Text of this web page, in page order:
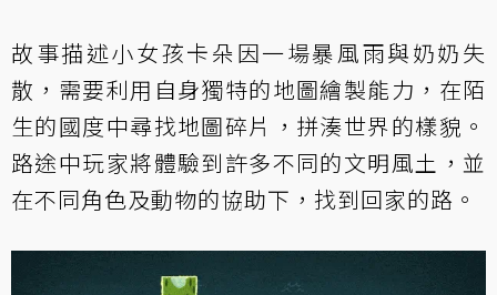
故事描述小女孩卡朵因一場暴風雨與奶奶失
散，需要利用自身獨特的地圖繪製能力，在陌
生的國度中尋找地圖碎片，拼湊世界的樣貌。
路途中玩家將體驗到許多不同的文明風土，並
在不同角色及動物的協助下，找到回家的路。